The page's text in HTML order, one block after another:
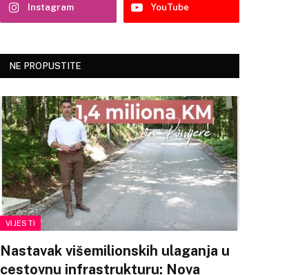
Instagram YouTube
NE PROPUSTITE
VIJESTI
Nastavak višemilionskih ulaganja u
cestovnu infrastrukturu: Nova